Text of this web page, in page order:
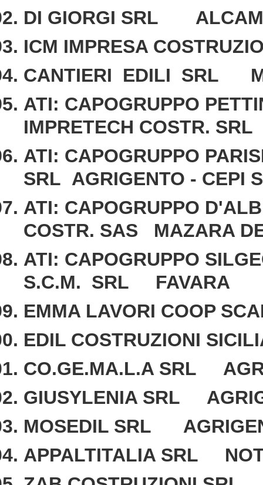
DI GIORGI SRL
ICM IMPRESA
CANTIERI EDILI SRL
ATI: CAPOGRUPPO
IMPRETECH COSTR.
ATI: CAPOGRUPPO
SRL AGRIGENTO -
ATI: CAPOGRUPPO
COSTR. SAS MAZARA
ATI: CAPOGRUPPO
S.C.M. SRL FAVARA
EMMA LAVORI COOP
EDIL COSTRUZIONI
CO.GE.MA.L.A SRL
GIUSYLENIA SRL
MOSEDIL SRL
APPALTITALIA SRL